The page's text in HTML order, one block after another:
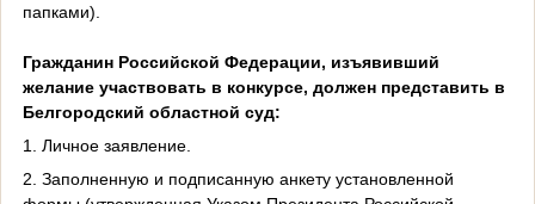
папками).
Гражданин Российской Федерации, изъявивший
желание участвовать в конкурсе, должен представить в
Белгородский областной суд:
1. Личное заявление.
2. Заполненную и подписанную анкету установленной